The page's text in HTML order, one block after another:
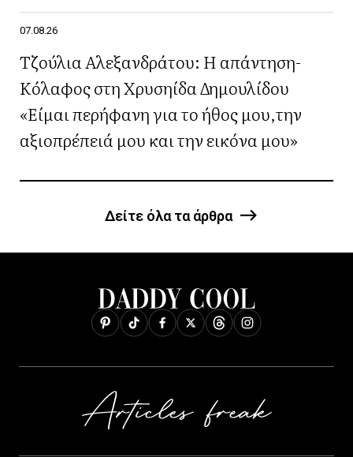
07.08.26
Τζούλια Αλεξανδράτου: Η απάντηση-
Κόλαφος στη Χρυσηίδα Δημουλίδου
«Είμαι περήφανη για το ήθος μου,την
αξιοπρέπειά μου και την εικόνα μου»
Δείτε όλα τα άρθρα